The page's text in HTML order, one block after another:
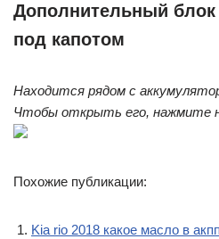
Дополнительный блок
под капотом
Находится рядом с
Чтобы открыть его, нажмите
Похожие публикации:
Kia rio 2018 какое масло в акпп